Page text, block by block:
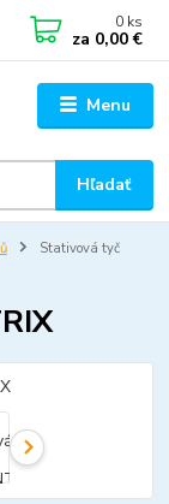
Menu
Hľadať
0 ks
za 0,00 €
Stativová tyč